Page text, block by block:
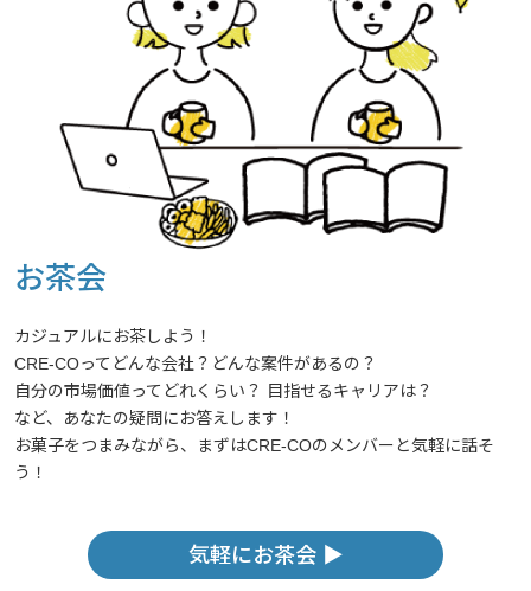
お茶会
カジュアルにお茶しよう！
CRE-COってどんな会社？どんな案件があるの？
自分の市場価値ってどれくらい？ 目指せるキャリアは？
など、あなたの疑問にお答えします！
お菓子をつまみながら、まずはCRE-COのメンバーと気軽に話そ
う！
気軽にお茶会 ▶︎